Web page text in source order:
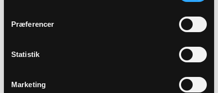
Præferencer
Statistik
Marketing